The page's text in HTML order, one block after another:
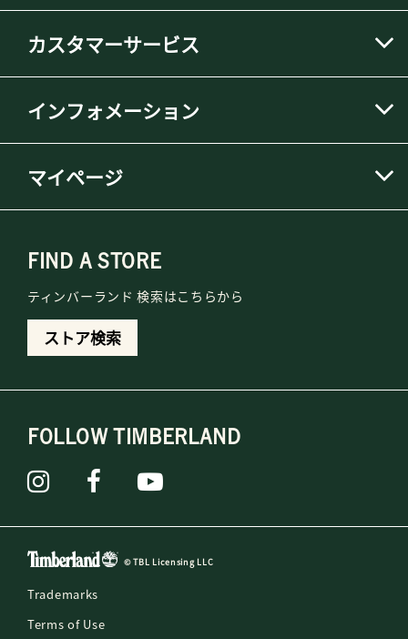
カスタマーサービス
インフォメーション
マイページ
FIND A STORE
ティンバーランド 検索はこちらから
ストア検索
FOLLOW TIMBERLAND
© TBL Licensing LLC
Trademarks
Terms of Use